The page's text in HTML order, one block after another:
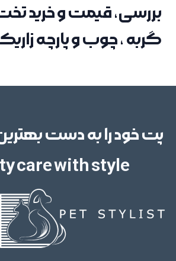
بررسی، قیمت و خرید
گربه ، چوب و پارچه
پت خود را به دست
care with style